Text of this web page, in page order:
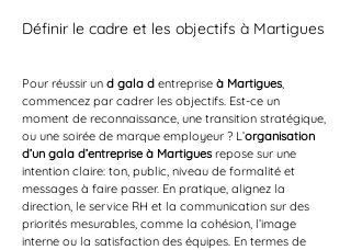
Définir le cadre et les objectifs à Martigues
Pour réussir un d gala d entreprise à Martigues,
commencez par cadrer les objectifs. Est-ce un
moment de reconnaissance, une transition stratégique,
ou une soirée de marque employeur ? L’organisation
d’un gala d’entreprise à Martigues repose sur une
intention claire: ton, public, niveau de formalité et
messages à faire passer. En pratique, alignez la
direction, le service RH et la communication sur des
priorités mesurables, comme la cohésion, l’image
interne ou la satisfaction des équipes. En termes de